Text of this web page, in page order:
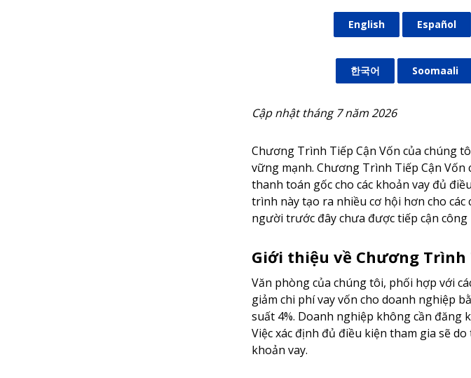
English Español
한국어 Soomaali
Cập nhật tháng 7 năm 2026
Chương Trình Tiếp Cận Vốn của chúng
vững mạnh. Chương Trình Tiếp Cận
thanh toán gốc cho các khoản vay đủ
trình này tạo ra nhiều cơ hội hơn cho
người trước đây chưa được tiếp cận công
Giới thiệu về Chương Trình
Văn phòng của chúng tôi, phối hợp với
giảm chi phí vay vốn cho doanh nghiệp
suất 4%. Doanh nghiệp không cần đăng
Việc xác định đủ điều kiện tham gia sẽ
khoản vay.